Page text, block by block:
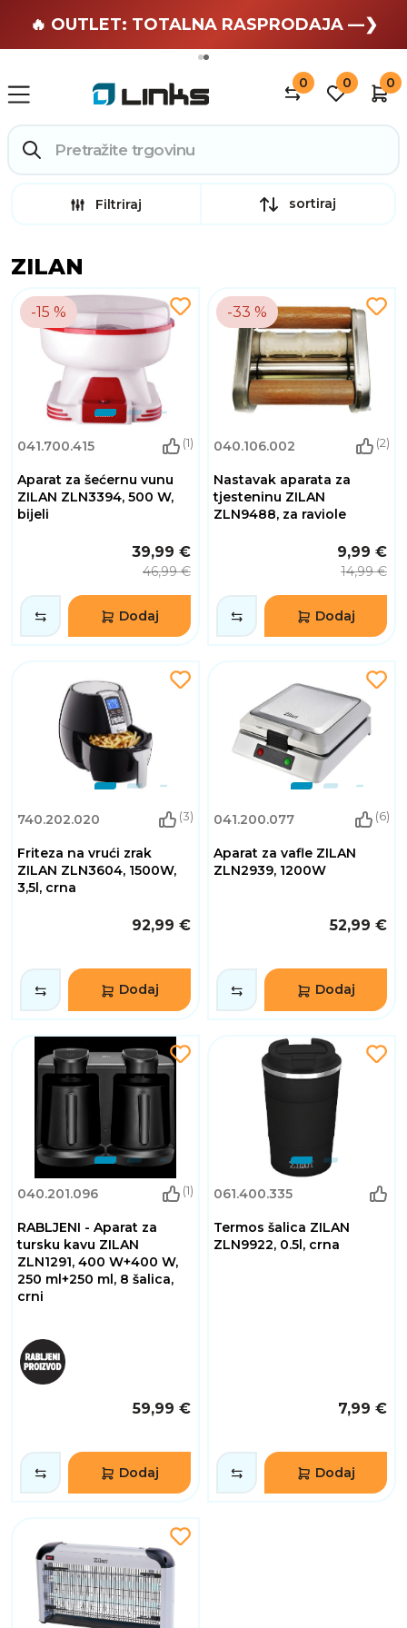
🏄 Zaslužuješ odmor —❯
🔥 OUTLET: TOTALNA RASPRODAJA —❯
0 0 0
Filtriraj sortiraj
ZILAN
-15 %
041.700.415 (1)
Aparat za šećernu vunu
ZILAN ZLN3394, 500 W,
bijeli
39,99 €
46,99 €
Dodaj
-33 %
040.106.002 (2)
Nastavak aparata za
tjesteninu ZILAN
ZLN9488, za raviole
9,99 €
14,99 €
Dodaj
740.202.020 (3)
Friteza na vrući zrak
ZILAN ZLN3604, 1500W,
3,5l, crna
92,99 €
Dodaj
041.200.077 (6)
Aparat za vafle ZILAN
ZLN2939, 1200W
52,99 €
Dodaj
040.201.096 (1)
RABLJENI - Aparat za
tursku kavu ZILAN
ZLN1291, 400 W+400 W,
250 ml+250 ml, 8 šalica,
crni
59,99 €
Dodaj
061.400.335
Termos šalica ZILAN
ZLN9922, 0.5l, crna
7,99 €
Dodaj